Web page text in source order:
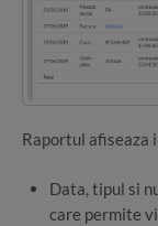
Raportul afiseaza
Data, tipul si
care permite